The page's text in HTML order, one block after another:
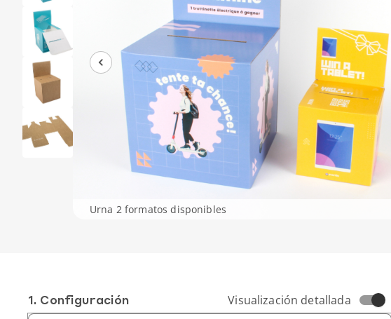
Urna 2 formatos disponibles
1. Conf­iguración Visualización detallada